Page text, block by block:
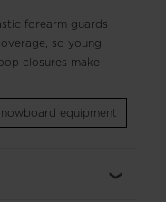
forearm guards
so young
closures make
equipment